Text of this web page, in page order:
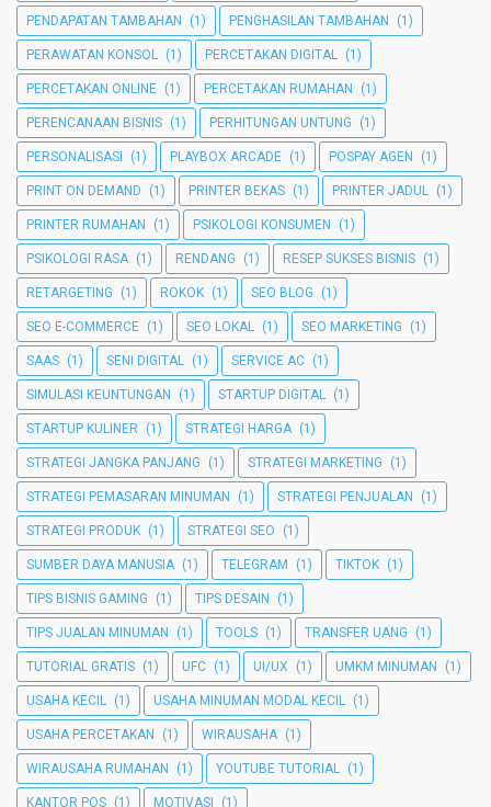
PENDAPATAN TAMBAHAN (1) PENGHASILAN TAMBAHAN (1)
PERAWATAN KONSOL (1) PERCETAKAN DIGITAL (1)
PERCETAKAN ONLINE (1) PERCETAKAN RUMAHAN (1)
PERENCANAAN BISNIS (1) PERHITUNGAN UNTUNG (1)
PERSONALISASI (1) PLAYBOX ARCADE (1) POSPAY AGEN (1)
PRINT ON DEMAND (1) PRINTER BEKAS (1) PRINTER JADUL (1)
PRINTER RUMAHAN (1) PSIKOLOGI KONSUMEN (1)
PSIKOLOGI RASA (1) RENDANG (1) RESEP SUKSES BISNIS (1)
RETARGETING (1) ROKOK (1) SEO BLOG (1)
SEO E-COMMERCE (1) SEO LOKAL (1) SEO MARKETING (1)
SAAS (1) SENI DIGITAL (1) SERVICE AC (1)
SIMULASI KEUNTUNGAN (1) STARTUP DIGITAL (1)
STARTUP KULINER (1) STRATEGI HARGA (1)
STRATEGI JANGKA PANJANG (1) STRATEGI MARKETING (1)
STRATEGI PEMASARAN MINUMAN (1) STRATEGI PENJUALAN (1)
STRATEGI PRODUK (1) STRATEGI SEO (1)
SUMBER DAYA MANUSIA (1) TELEGRAM (1) TIKTOK (1)
TIPS BISNIS GAMING (1) TIPS DESAIN (1)
TIPS JUALAN MINUMAN (1) TOOLS (1) TRANSFER UANG (1)
TUTORIAL GRATIS (1) UFC (1) UI/UX (1) UMKM MINUMAN (1)
USAHA KECIL (1) USAHA MINUMAN MODAL KECIL (1)
USAHA PERCETAKAN (1) WIRAUSAHA (1)
WIRAUSAHA RUMAHAN (1) YOUTUBE TUTORIAL (1)
KANTOR POS (1) MOTIVASI (1)